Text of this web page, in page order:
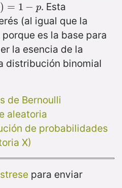
) = 1 − p
−p
. Esta
(al igual que la
es la base para
la esencia de la
distribución binomial
de Bernoulli
aleatoria
de probabilidades
X)
para enviar